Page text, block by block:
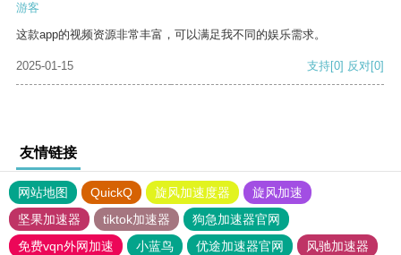
游客
这款app的视频资源非常丰富，可以满足我不同的娱乐需求。
2025-01-15 支持[0] 反对[0]
友情链接
网站地图 QuickQ 旋风加速度器
旋风加速
坚果加速器
tiktok加速器
狗急加速器官网
免费vqn外网加速
小蓝鸟 优途加速器官网
风驰加速器